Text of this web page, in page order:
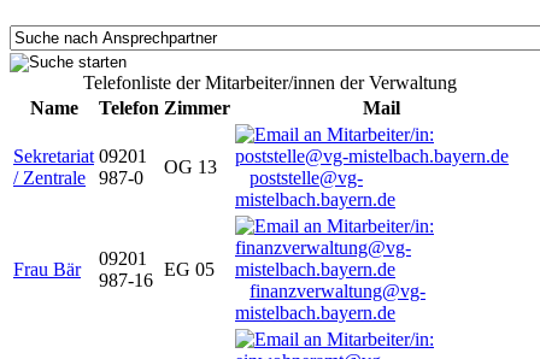
Telefonliste der Mitarbeiter/innen der Verwaltung
Name
Telefon Zimmer Mail
Sekretariat
/ Zentrale
09201
987-0
OG 13
poststelle@vg-
mistelbach.bayern.de
Frau Bär
09201
987-16
EG 05
finanzverwaltung@vg-
mistelbach.bayern.de